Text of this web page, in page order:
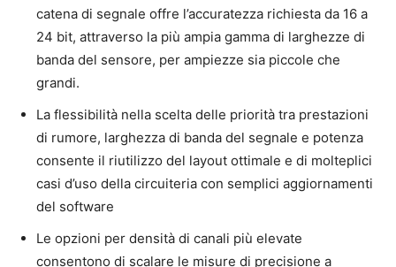
catena di segnale offre l’accuratezza richiesta da 16 a
24 bit, attraverso la più ampia gamma di larghezze di
banda del sensore, per ampiezze sia piccole che
grandi.
La flessibilità nella scelta delle priorità tra prestazioni
di rumore, larghezza di banda del segnale e potenza
consente il riutilizzo del layout ottimale e di molteplici
casi d’uso della circuiteria con semplici aggiornamenti
del software
Le opzioni per densità di canali più elevate
consentono di scalare le misure di precisione a